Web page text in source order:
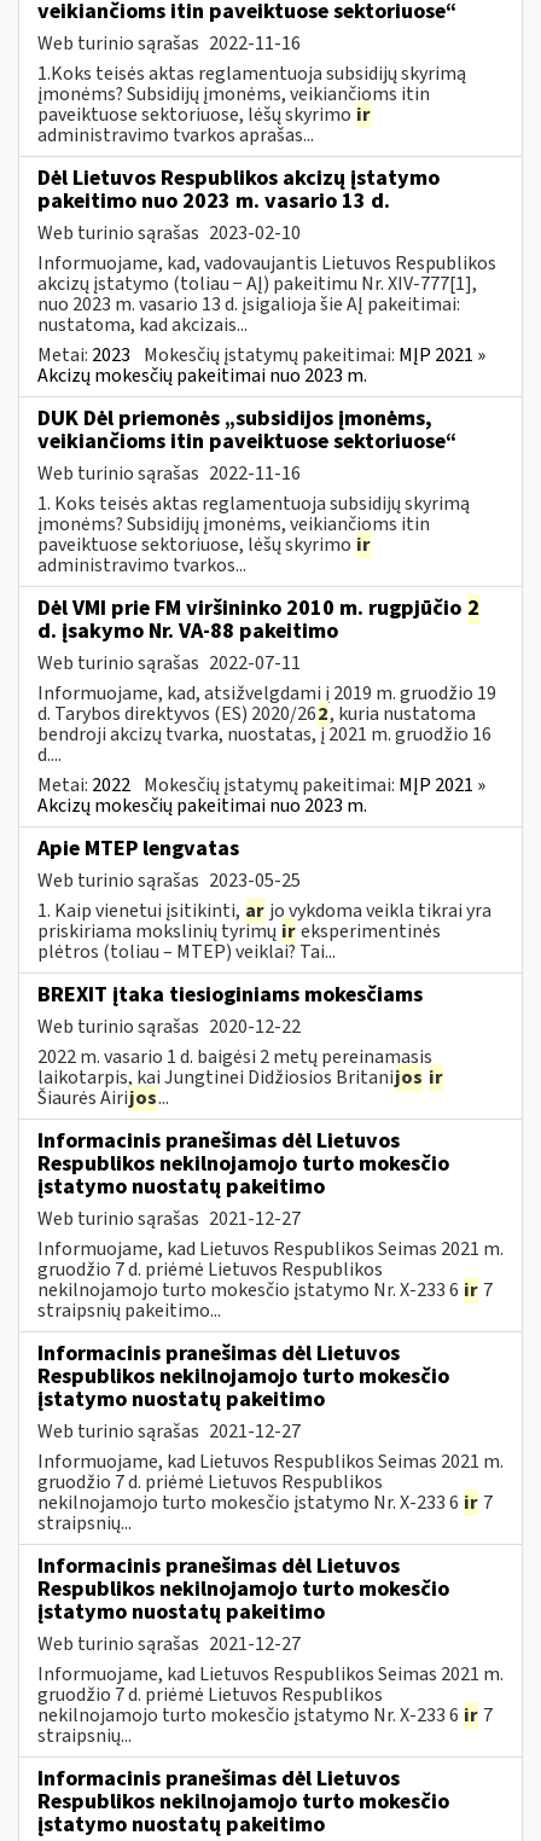
veikiančioms itin paveiktuose sektoriuose“
Web turinio sąrašas 2022-11-16
1.Koks teisės aktas reglamentuoja subsidijų skyrimą
įmonėms? Subsidijų įmonėms, veikiančioms itin
paveiktuose sektoriuose, lėšų skyrimo ir
administravimo tvarkos aprašas...
Dėl Lietuvos Respublikos akcizų įstatymo
pakeitimo nuo 2023 m. vasario 13 d.
Web turinio sąrašas 2023-02-10
Informuojame, kad, vadovaujantis Lietuvos Respublikos
akcizų įstatymo (toliau − AĮ) pakeitimu Nr. XIV-777[1],
nuo 2023 m. vasario 13 d. įsigalioja šie AĮ pakeitimai:
nustatoma, kad akcizais...
Metai: 2023 Mokesčių įstatymų pakeitimai: MĮP 2021 »
Akcizų mokesčių pakeitimai nuo 2023 m.
DUK Dėl priemonės „subsidijos įmonėms,
veikiančioms itin paveiktuose sektoriuose“
Web turinio sąrašas 2022-11-16
1. Koks teisės aktas reglamentuoja subsidijų skyrimą
įmonėms? Subsidijų įmonėms, veikiančioms itin
paveiktuose sektoriuose, lėšų skyrimo ir
administravimo tvarkos...
Dėl VMI prie FM viršininko 2010 m. rugpjūčio 2
d. įsakymo Nr. VA-88 pakeitimo
Web turinio sąrašas 2022-07-11
Informuojame, kad, atsižvelgdami į 2019 m. gruodžio 19
d. Tarybos direktyvos (ES) 2020/262, kuria nustatoma
bendroji akcizų tvarka, nuostatas, į 2021 m. gruodžio 16
d....
Metai: 2022 Mokesčių įstatymų pakeitimai: MĮP 2021 »
Akcizų mokesčių pakeitimai nuo 2023 m.
Apie MTEP lengvatas
Web turinio sąrašas 2023-05-25
1. Kaip vienetui įsitikinti, ar jo vykdoma veikla tikrai yra
priskiriama mokslinių tyrimų ireksperimentinės
plėtros (toliau – MTEP) veiklai? Tai...
BREXIT įtaka tiesioginiams mokesčiams
Web turinio sąrašas 2020-12-22
2022 m. vasario 1 d. baigėsi 2 metų pereinamasis
laikotarpis, kai Jungtinei Didžiosios Britanijos ir
Šiaurės Airijos...
Informacinis pranešimas dėl Lietuvos
Respublikos nekilnojamojo turto mokesčio
įstatymo nuostatų pakeitimo
Web turinio sąrašas 2021-12-27
Informuojame, kad Lietuvos Respublikos Seimas 2021 m.
gruodžio 7 d. priėmė Lietuvos Respublikos
nekilnojamojo turto mokesčio įstatymo Nr. X-233 6 ir 7
straipsnių pakeitimo...
Informacinis pranešimas dėl Lietuvos
Respublikos nekilnojamojo turto mokesčio
įstatymo nuostatų pakeitimo
Web turinio sąrašas 2021-12-27
Informuojame, kad Lietuvos Respublikos Seimas 2021 m.
gruodžio 7 d. priėmė Lietuvos Respublikos
nekilnojamojo turto mokesčio įstatymo Nr. X-233 6 ir 7
straipsnių...
Informacinis pranešimas dėl Lietuvos
Respublikos nekilnojamojo turto mokesčio
įstatymo nuostatų pakeitimo
Web turinio sąrašas 2021-12-27
Informuojame, kad Lietuvos Respublikos Seimas 2021 m.
gruodžio 7 d. priėmė Lietuvos Respublikos
nekilnojamojo turto mokesčio įstatymo Nr. X-233 6 ir 7
straipsnių...
Informacinis pranešimas dėl Lietuvos
Respublikos nekilnojamojo turto mokesčio
įstatymo nuostatų pakeitimo